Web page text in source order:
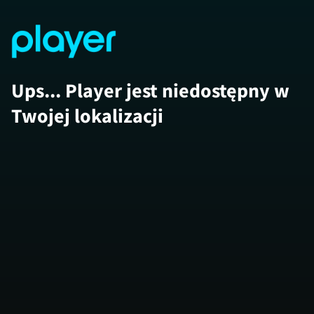
Ups... Player jest niedostępny w
Twojej lokalizacji